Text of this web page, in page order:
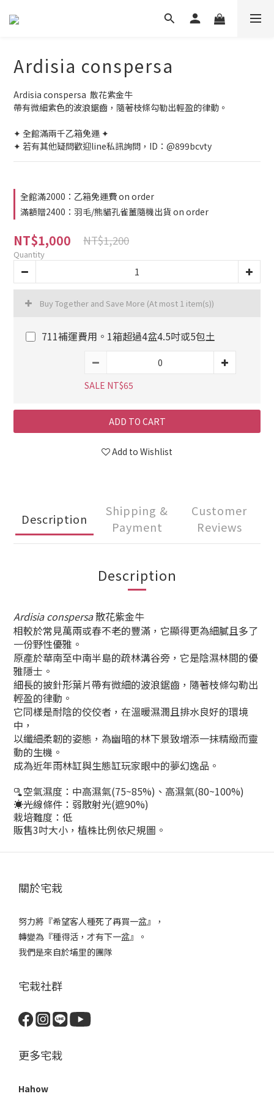
Ardisia conspersa
Ardisia conspersa  散花紫金牛
帶有微細紫色的波浪鋸齒，隨著枝條勾勒出輕盈的律動。
✦ 全館滿兩千乙箱免運 ✦
✦ 若有其他疑問歡迎line私訊詢問，ID：@899bcvty
全館滿2000：乙箱免運費 on order
滿額贈2400：羽毛/熊貓孔雀薑隨機出貨 on order
NT$1,000 NT$1,200
Quantity
Buy Together and Save More (At most 1 item(s))
711補運費用。1箱超過4盆4.5吋或5包土
SALE NT$65
ADD TO CART
Add to Wishlist
Description
Shipping &
Payment
Customer
Reviews
Description
Ardisia conspersa散花紫金牛
相較於常見萬兩或春不老的豐滿，它顯得更為細膩且多了
一份野性優雅。
原產於華南至中南半島的疏林溝谷旁，它是陰濕林間的優
雅隱士。
細長的披針形葉片帶有微細的波浪鋸齒，隨著枝條勾勒出
輕盈的律動。
它同樣是耐陰的佼佼者，在溫暖濕潤且排水良好的環境
中，
以纖細柔韌的姿態，為幽暗的林下景致增添一抹精緻而靈
動的生機。
成為近年雨林缸與生態缸玩家眼中的夢幻逸品。
🫗空氣濕度：中高濕氣(75~85%)、高濕氣(80~100%)
☀️光線條件：弱散射光(遮90%)
栽培難度：低
販售3吋大小，植株比例依尺規圖。
關於宅栽
努力將『希望客人種死了再買一盆』，
轉變為『種得活，才有下一盆』。
我們是來自於埔里的團隊
宅栽社群
更多宅栽
Hahow